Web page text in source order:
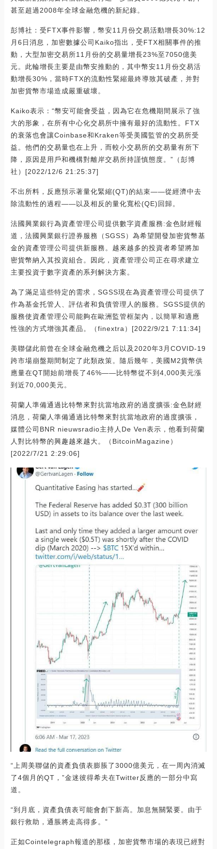
甚至超過2008年全球金融危機的新紀錄。
彭博社：受FTX事件影響，幣安11月份交易活動增長30%:12
月6日消息，加密數據公司Kaiko指出，受FTX相關事件的推
動，大型加密交易所11月份的交易量增長23%至7050億美
元。此輪增長主要是由幣安推動的，其中幣安11月份交易活
動增長30%，當時FTX的流動性緊縮最終導致其破產，并對
加密貨幣市場造成嚴重破壞。
Kaiko表示：“幣安可能會受益，因為它在危機期間展示了強
大的形象，在所有中心化交易所中擁有最好的流動性。FTX
的衰落也會讓Coinbase和Kraken等受美國監管的交易所受
益。他們的交易量也在上升，而較小交易所的交易量有所下
降，原因是用戶和機構對離岸交易所持謹慎態度。”（彭博
社）[2022/12/6 21:25:37]
不出所料，反應預示著量化緊縮(QT)的結束——從經濟中去
除流動性的過程——以及相反的量化寬松(QE)回歸。
法國興業銀行為資產管理公司提供數字資產服務:金色財經報
道，法國興業銀行證券服務（SGSS）為希望開發加密貨幣基
金的資產管理公司提供新服務。越來越多的投資者希望將加
密貨幣納入其投資組合。因此，資產管理公司正在尋求建立
主要投資于數字資產的系列解決方案。
為了滿足這些特定的需求，SGSS現在為資產管理公司提供了
作為基金托管人、評估者和負債管理人的服務。SGSS提供的
服務使資產管理公司能夠在歐洲監管框架內，以簡單和適應
性強的方式增強其產品。（finextra）[2022/9/21 7:11:34]
美聯儲此前曾在全球金融危機之后以及2020年3月COVID-19
跨市場崩盤期間制定了此類政策。隨后幾年，美國M2貨幣供
應量在QT開始前增長了46%——比特幣從不到4,000美元漲
到近70,000美元。
荷蘭人準備通過比特幣來對抗當地政府的過度擴張:金色財經
消息，荷蘭人準備通過比特幣來對抗當地政府的過度擴張，
媒體公司BNR nieuwsradio主持人De Ven表示，他看到荷蘭
人對比特幣的興趣越來越大。（BitcoinMagazine）
[2022/7/21 2:29:06]
“上周美聯儲的資產負債表膨脹了3000億美元，在一周內消滅
了4個月的QT，”金迷彼得希夫在Twitter反應的一部分中寫
道。
“到月底，資產負債表可能會創下新高。加息無關緊要。由于
銀行救助，通脹將走高得多。”
正如Cointelegraph報道的那樣，加密貨幣市場的表現已經對